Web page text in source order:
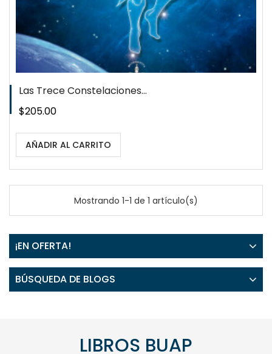
Las Trece Constelaciones...
Precio
$205.00
AÑADIR AL CARRITO
Mostrando 1-1 de 1 artículo(s)
¡EN OFERTA!
BÚSQUEDA DE BLOGS
LIBROS BUAP